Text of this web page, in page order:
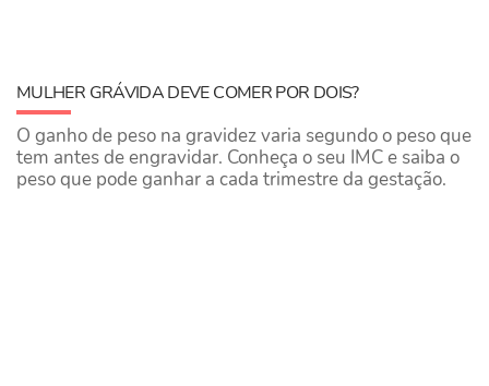
MULHER GRÁVIDA DEVE COMER POR DOIS?
O ganho de peso na gravidez varia segundo o peso que
tem antes de engravidar. Conheça o seu IMC e saiba o
peso que pode ganhar a cada trimestre da gestação.